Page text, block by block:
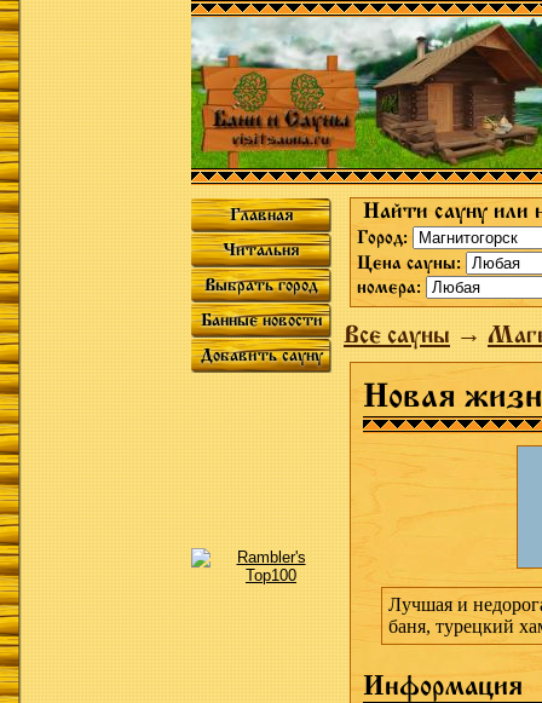
Главная
Читальня
Выбрать город
Банные новости
Добавить сауну
Найти сауну или
Город:
Цена сауны:
номера:
Все сауны→
Новая
Лучшая и
баня, турецкий
Информация